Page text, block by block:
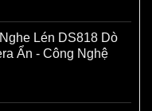
Lén DS818 Dò
Ẩn - Công Nghệ